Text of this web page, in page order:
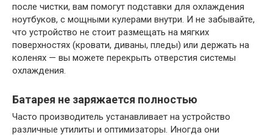
после чистки, вам помогут подставки для охлаждения
ноутбуков, с мощными кулерами внутри. И не забывайте,
что устройство не стоит размещать на мягких
поверхностях (кровати, диваны, пледы) или держать на
коленях — вы можете перекрыть отверстия системы
охлаждения.
Батарея не заряжается полностью
Часто производитель устанавливает на устройство
различные утилиты и оптимизаторы. Иногда они